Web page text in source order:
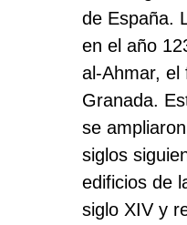
de España.
en el año
al-Ahmar, el
Granada.
se
siglos
edificios de
siglo XIV y